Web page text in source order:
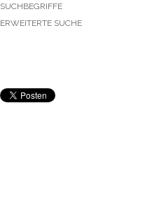
SUCHBEGRIFFE
ERWEITERTE SUCHE